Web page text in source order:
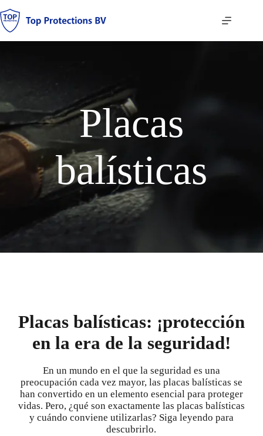
al
contenido
Placas
balísticas
Placas balísticas: ¡protección
en la era de la seguridad!
En un mundo en el que la seguridad es una
preocupación cada vez mayor, las placas balísticas se
han convertido en un elemento esencial para proteger
vidas. Pero, ¿qué son exactamente las placas balísticas
y cuándo conviene utilizarlas? Siga leyendo para
descubrirlo.